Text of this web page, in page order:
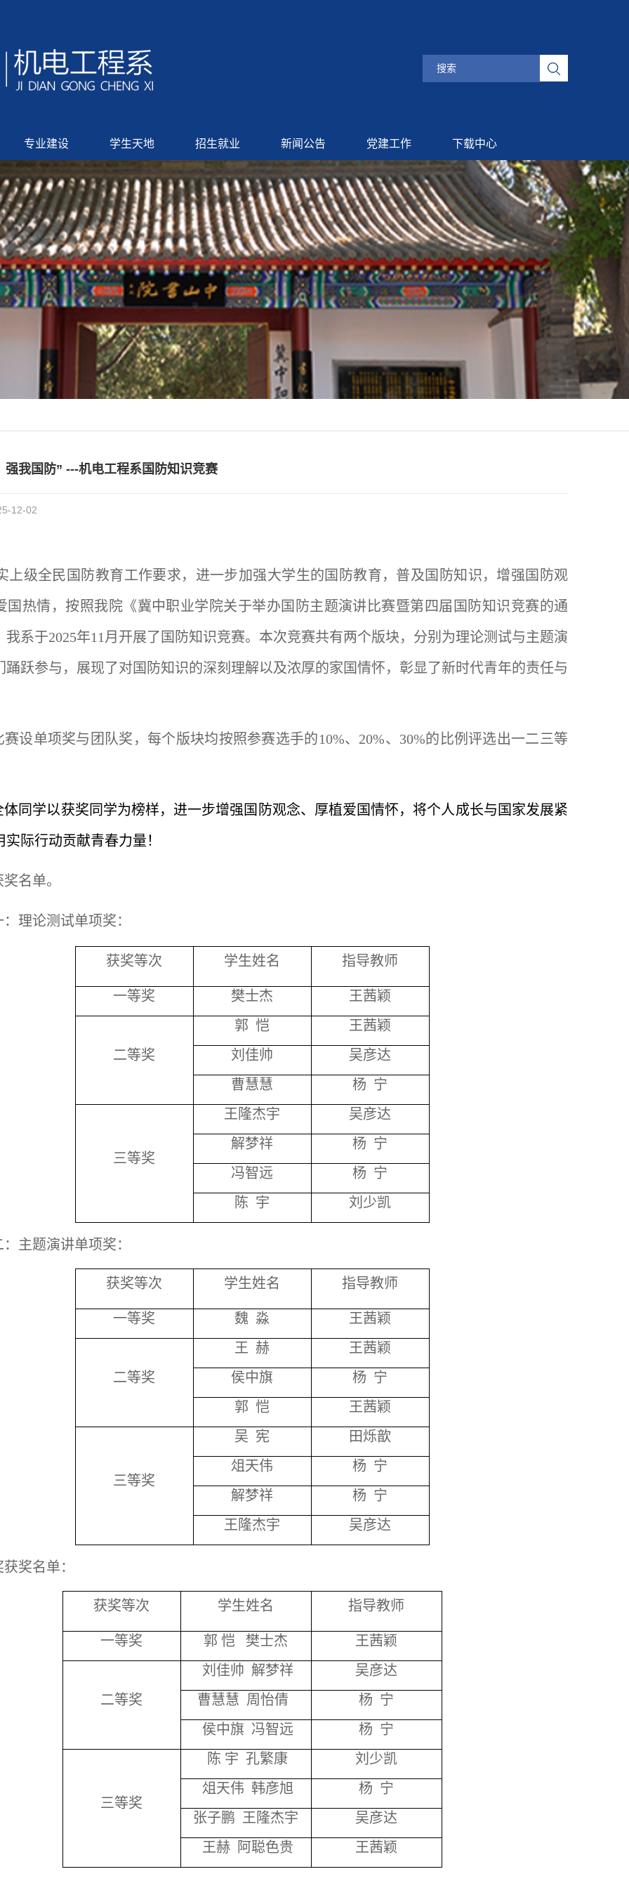
专业建设 学生天地 招生就业 新闻公告 党建工作 下载中心
强我国防” ---机电工程系国防知识竞赛
12-02
上级全民国防教育工作要求，进一步加强大学生的国防教育，普及国防知识，增强国防观
国热情，按照我院《冀中职业学院关于举办国防主题演讲比赛暨第四届国防知识竞赛的通
我系于2025年11月开展了国防知识竞赛。本次竞赛共有两个版块，分别为理论测试与主题演
踊跃参与，展现了对国防知识的深刻理解以及浓厚的家国情怀，彰显了新时代青年的责任与
赛设单项奖与团队奖，每个版块均按照参赛选手的10%、20%、30%的比例评选出一二三等
体同学以获奖同学为榜样，进一步增强国防观念、厚植爱国情怀，将个人成长与国家发展紧
际行动贡献青春力量！
名单。
理论测试单项奖：
获奖等次 学生姓名 指导教师
一等奖 樊士杰 王茜颖
二等奖
郭 恺
王茜颖
刘佳帅
吴彦达
曹慧慧
杨 宁
三等奖
王隆杰宇
吴彦达
解梦祥
杨 宁
冯智远
杨 宁
陈 宇
刘少凯
主题演讲单项奖：
获奖等次 学生姓名 指导教师
一等奖 魏 淼 王茜颖
二等奖
王 赫
王茜颖
侯中旗
杨 宁
郭 恺
王茜颖
三等奖
吴 宪
田烁歆
俎天伟
杨 宁
解梦祥
杨 宁
王隆杰宇
吴彦达
奖名单：
获奖等次 学生姓名 指导教师
一等奖 郭 恺 樊士杰 王茜颖
二等奖
刘佳帅 解梦祥
吴彦达
曹慧慧 周怡倩
杨 宁
侯中旗 冯智远
杨 宁
三等奖
陈 宇 孔繁康
刘少凯
俎天伟 韩彦旭
杨 宁
张子鹏 王隆杰宇
吴彦达
王赫 阿聪色贵
王茜颖